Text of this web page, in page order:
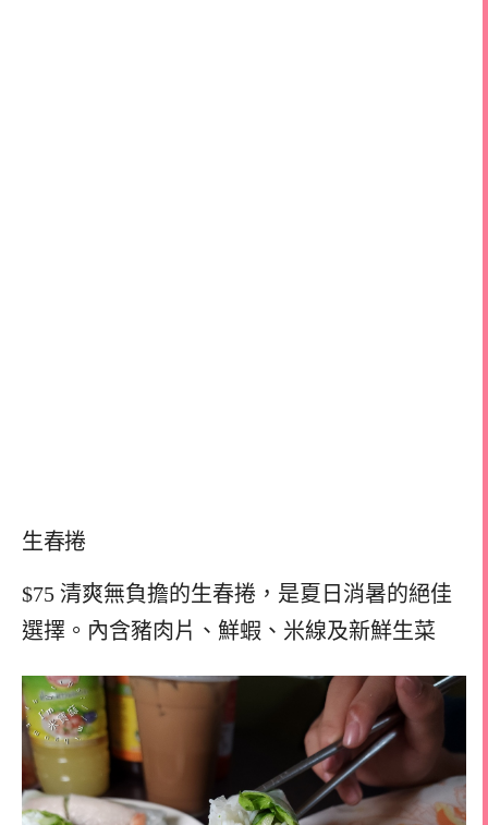
生春捲
$75 清爽無負擔的生春捲，是夏日消暑的絕佳
選擇。內含豬肉片、鮮蝦、米線及新鮮生菜